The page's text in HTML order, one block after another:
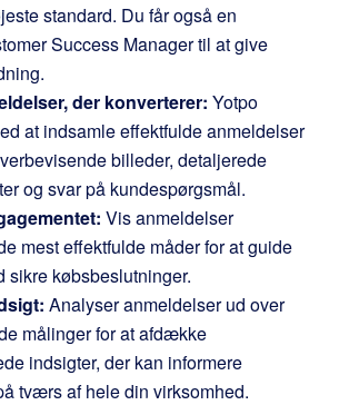
standard. Du får også en
Success Manager til at give
der konverterer: Yotpo
at indsamle effektfulde anmeldelser
billeder, detaljerede
og svar på kundespørgsmål.
Vis anmeldelser
mest effektfulde måder for at guide
sikre købsbeslutninger.
Analyser anmeldelser ud over
målinger for at afdække
indsigter, der kan informere
tværs af hele din virksomhed.